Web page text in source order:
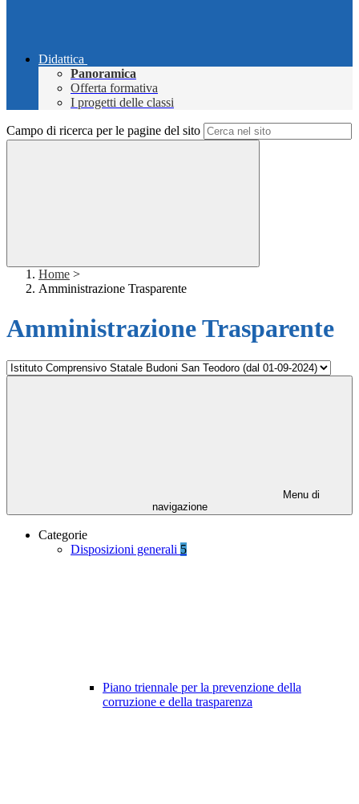
Didattica
Panoramica
Offerta formativa
I progetti delle classi
Campo di ricerca per le pagine del sito
Home >
Amministrazione Trasparente
Amministrazione Trasparente
Menu di
navigazione
Categorie
Disposizioni generali 5
Piano triennale per la prevenzione della
corruzione e della trasparenza